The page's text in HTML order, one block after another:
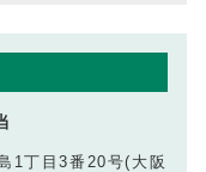
1丁目3番20号(大阪